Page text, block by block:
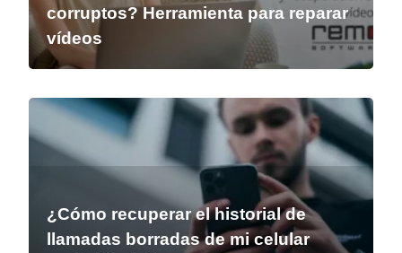
corruptos? Herramienta para reparar
vídeos
¿Cómo recuperar el historial de
llamadas borradas de mi celular